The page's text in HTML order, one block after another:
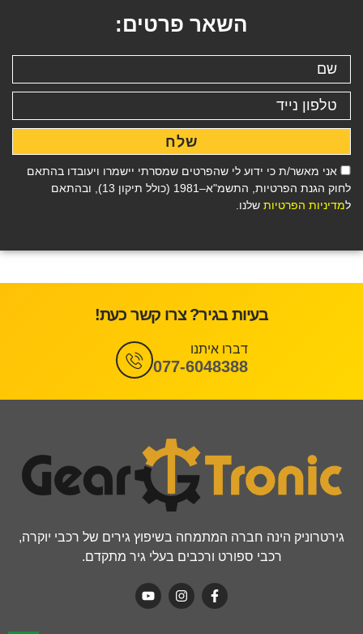
השאר פרטים:
אני מאשר/ת כי ידוע לי שהפרטים שמסרתי יישמרו ויעובדו בהתאם
לחוק הגנת הפרטיות, התשמ"א–1981 (כולל תיקון 13), ובהתאם
למדיניות הפרטיות שלנו.
שלח
בעיות בגיר? צרו קשר כעת!
דברו איתנו
077-6048388
גירטרוניק הינה חברה המתמחה בשיפוץ גירים של רכבי יוקרה,
רכבי ספורט ורכבים בעלי גיר מתקדם.